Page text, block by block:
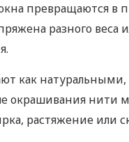
превращаются в
разного веса
как
окрашивания нити
растяжение или